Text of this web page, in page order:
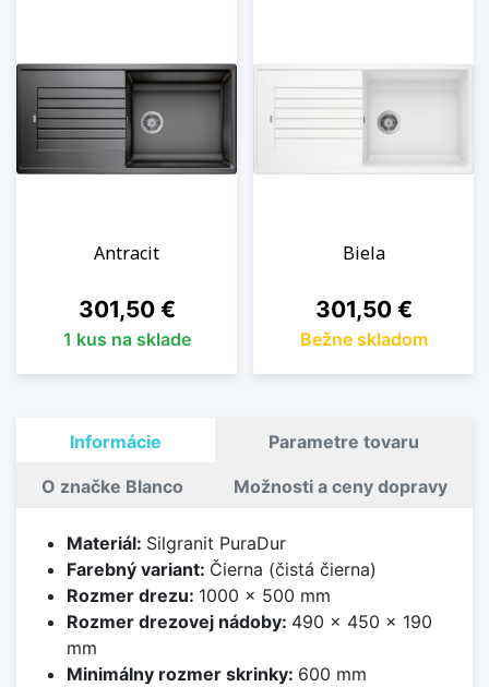
Antracit
Cena
301,50 €
1 kus na sklade
Biela
Cena
301,50 €
Bežne skladom
Informácie Parametre tovaru
O značke Blanco Možnosti a ceny dopravy
Materiál: Silgranit PuraDur
Farebný variant: Čierna (čistá čierna)
Rozmer drezu: 1000 x 500 mm
Rozmer drezovej nádoby: 490 x 450 x 190
mm
Minimálny rozmer skrinky: 600 mm